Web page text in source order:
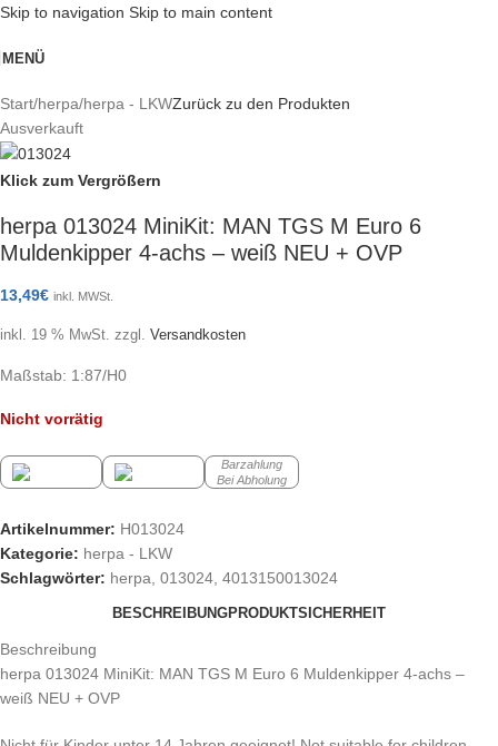
Skip to navigation Skip to main content
MENÜ
Start/herpa/herpa - LKWZurück zu den Produkten
Ausverkauft
Klick zum Vergrößern
herpa 013024 MiniKit: MAN TGS M Euro 6
Muldenkipper 4-achs – weiß NEU + OVP
13,49€ inkl. MWSt.
inkl. 19 % MwSt. zzgl. Versandkosten
Maßstab: 1:87/H0
Nicht vorrätig
Barzahlung
Bei Abholung
Artikelnummer: H013024
Kategorie: herpa - LKW
Schlagwörter: herpa, 013024, 4013150013024
BESCHREIBUNGPRODUKTSICHERHEIT
Beschreibung
herpa 013024 MiniKit: MAN TGS M Euro 6 Muldenkipper 4-achs –
weiß NEU + OVP